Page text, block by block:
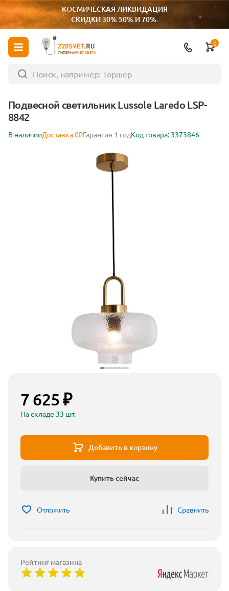
КОСМИЧЕСКАЯ ЛИКВИДАЦИЯ
СКИДКИ 30% 50% И 70%.
ГИПЕРМАРКЕТ СВЕТА
0
Подвесной светильник Lussole Laredo LSP-
8842
В наличииДоставка 0₽Гарантия 1 годКод товара: 3373846
7 625 ₽
На складе 33 шт.
Добавить в корзину
Купить сейчас
Отложить Сравнить
Рейтинг магазина